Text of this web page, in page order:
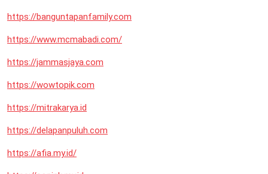
https://banguntapanfamily.com
https://www.mcmabadi.com/
https://jammasjaya.com
https://wowtopik.com
https://mitrakarya.id
https://delapanpuluh.com
https://afia.my.id/